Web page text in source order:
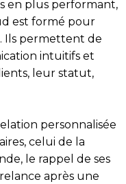
en plus performant,
est formé pour
Ils permettent de
intuitifs et
leur statut,
personnalisée
celui de la
le rappel de ses
après une